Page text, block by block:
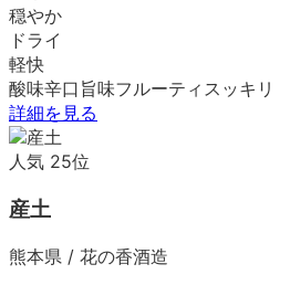
穏やか
ドライ
軽快
酸味辛口 旨味フルーティ スッキリ
詳細を見る
人気 25位
産土
熊本県 / 花の香酒造